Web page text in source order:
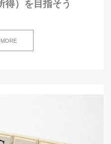
得）を目指そう